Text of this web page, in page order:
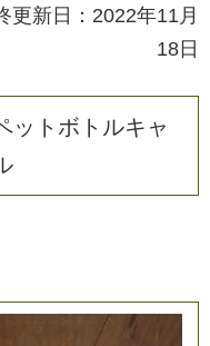
新日：2022年11月
18日
ッ ト ボ ト ルキ ャ